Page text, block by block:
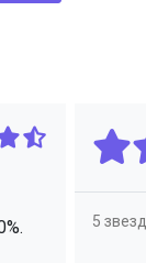
5 звезд